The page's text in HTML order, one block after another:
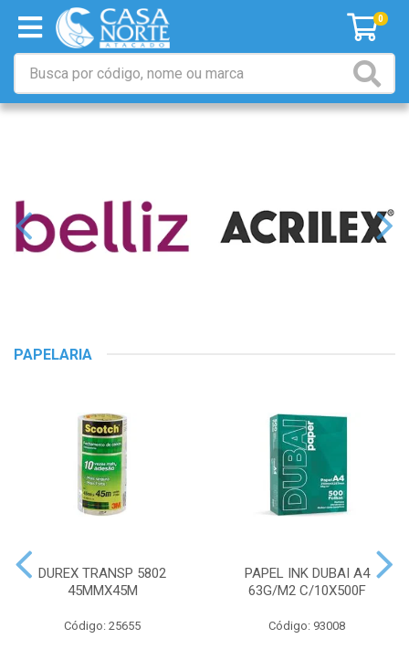
0
PAPELARIA
DUREX TRANSP 5802
45MMX45M
Código: 25655
PAPEL INK DUBAI A4
63G/M2 C/10X500F
Código: 93008